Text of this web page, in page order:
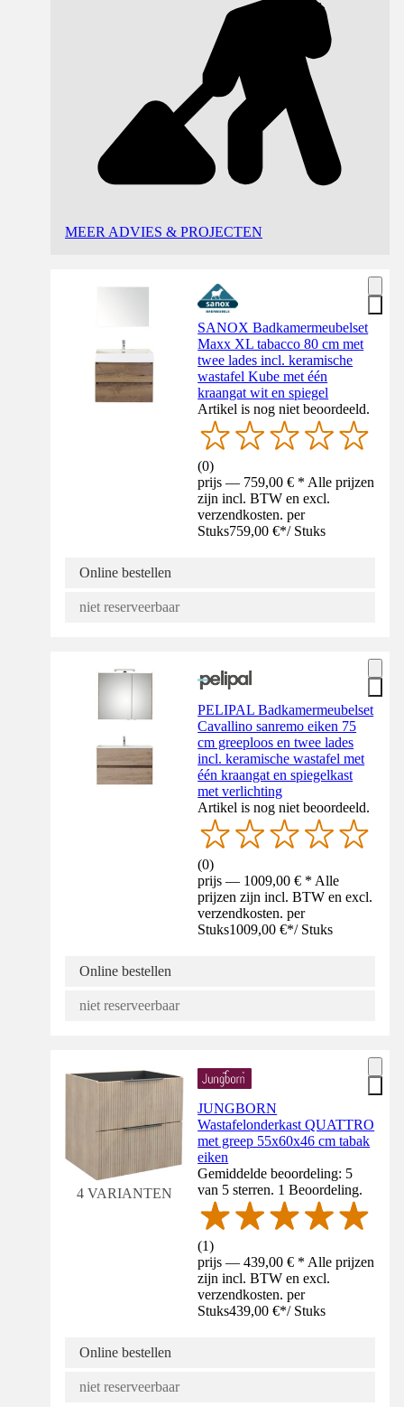
MEER ADVIES & PROJECTEN
SANOX Badkamermeubelset
Maxx XL tabacco 80 cm met
twee lades incl. keramische
wastafel Kube met één
kraangat wit en spiegel
Artikel is nog niet beoordeeld.
(0)
prijs — 759,00 € * Alle prijzen
zijn incl. BTW en excl.
verzendkosten. per
Stuks759,00 €*/ Stuks
Online bestellen
niet reserveerbaar
PELIPAL Badkamermeubelset
Cavallino sanremo eiken 75
cm greeploos en twee lades
incl. keramische wastafel met
één kraangat en spiegelkast
met verlichting
Artikel is nog niet beoordeeld.
(0)
prijs — 1009,00 € * Alle
prijzen zijn incl. BTW en excl.
verzendkosten. per
Stuks1009,00 €*/ Stuks
Online bestellen
niet reserveerbaar
4 VARIANTEN
JUNGBORN
Wastafelonderkast QUATTRO
met greep 55x60x46 cm tabak
eiken
Gemiddelde beoordeling: 5
van 5 sterren. 1 Beoordeling.
(1)
prijs — 439,00 € * Alle prijzen
zijn incl. BTW en excl.
verzendkosten. per
Stuks439,00 €*/ Stuks
Online bestellen
niet reserveerbaar